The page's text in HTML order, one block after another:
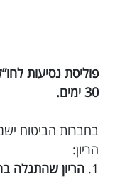
פוליסת נסיעות
30 ימים.
הריון:
1. הריון שהתגלה